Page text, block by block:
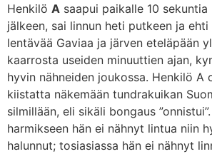
Henkilö A saapui paikalle 10
jälkeen, sai linnun heti putkeen ja
lentävää Gaviaa ja järven eteläpään
kaarrosta useiden minuuttien ajan,
hyvin nähneiden joukossa. Henkilö A
kiistatta näkemään tundrakuikan
silmillään, eli sikäli bongaus
harmikseen hän ei nähnyt lintua niin
halunnut; tosiasiassa hän ei nähnyt